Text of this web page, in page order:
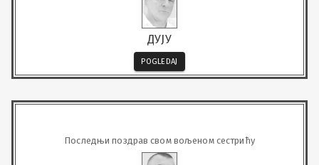
ДУЈУ
POGLEDAJ
Последњи поздрав свом вољеном сестрићу